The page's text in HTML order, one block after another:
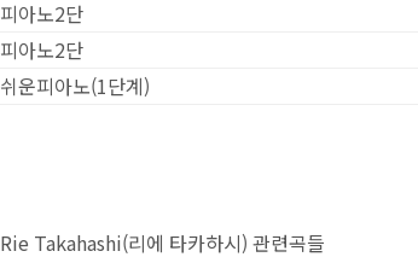
피아노2단
피아노2단
쉬운피아노(1단계)
Rie Takahashi(리에 타카하시) 관련곡들